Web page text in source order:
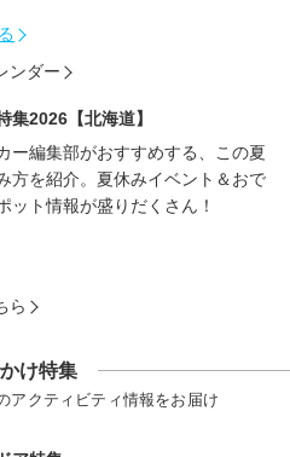
ンダー
集2026【北海道】
ー編集部がおすすめする、この夏
方を紹介。夏休みイベント＆おで
ット情報が盛りだくさん！
ら
け特集
アクティビティ情報をお届け